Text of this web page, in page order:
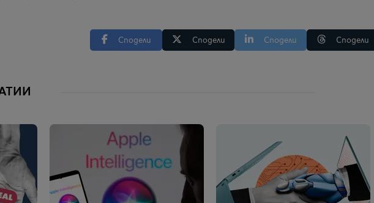
Сподели Сподели Сподели Сподели